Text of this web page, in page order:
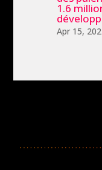
1.6
Apr 15,